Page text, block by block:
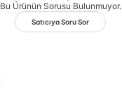
Bu Ürünün Sorusu Bulunmuyor.
Satıcıya Soru Sor